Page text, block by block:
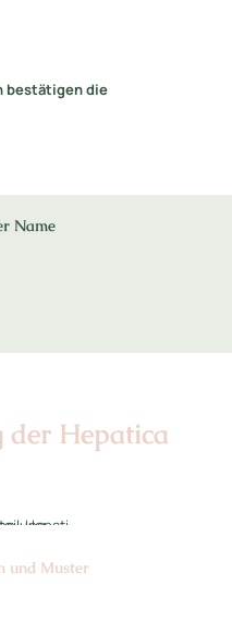
bestätigen die
Name
der Hepatica
und Muster